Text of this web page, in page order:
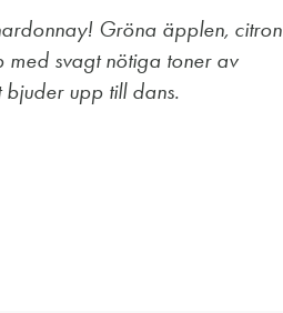
Gröna äpplen, citron
med svagt nötiga toner av
bjuder upp till dans.